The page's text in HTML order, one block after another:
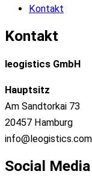
Kontakt
Kontakt
leogistics GmbH
Hauptsitz
Am Sandtorkai 73
20457 Hamburg
info@leogistics.com
Social Media